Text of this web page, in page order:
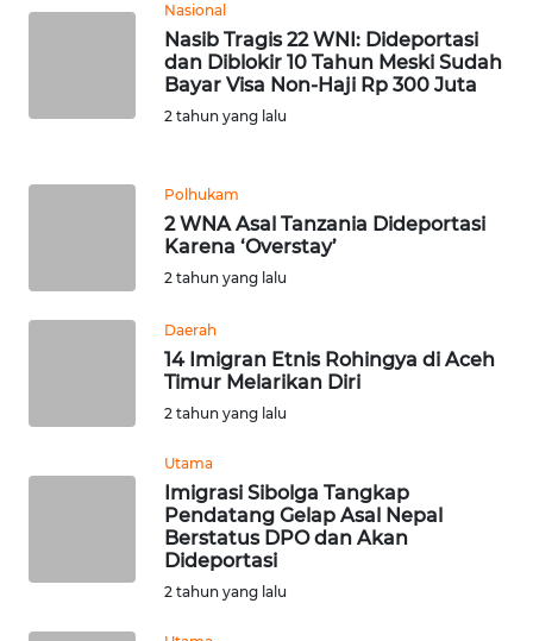
Nasional
Nasib Tragis 22 WNI: Dideportasi
dan Diblokir 10 Tahun Meski Sudah
Bayar Visa Non-Haji Rp 300 Juta
2 tahun yang lalu
Polhukam
2 WNA Asal Tanzania Dideportasi
Karena ‘Overstay’
2 tahun yang lalu
Daerah
14 Imigran Etnis Rohingya di Aceh
Timur Melarikan Diri
2 tahun yang lalu
Utama
Imigrasi Sibolga Tangkap
Pendatang Gelap Asal Nepal
Berstatus DPO dan Akan
Dideportasi
2 tahun yang lalu
WN
WN
NUSANTARA
WN